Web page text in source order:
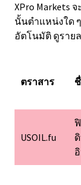
XPro Markets
นั้นตำแหน่งใด
อัตโนมัติ ดูราย
ตราสาร
USOIL.fu